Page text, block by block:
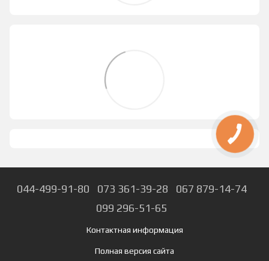
044-499-91-80 073 361-39-28
067 879-14-74
099 296-51-65
Контактная информация
Полная версия сайта